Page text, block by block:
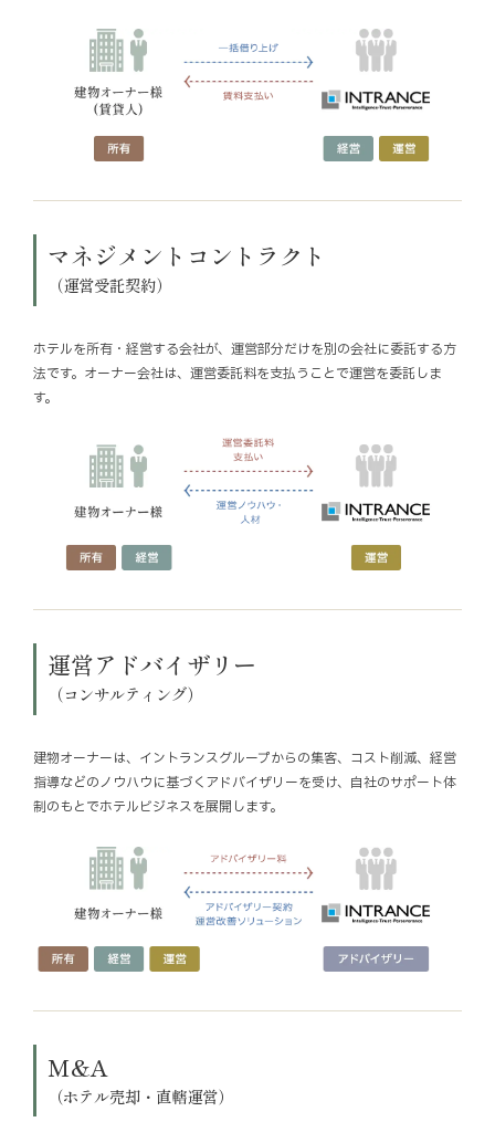
マネジメントコントラクト
（運営受託契約）
ホテルを所有・経営する会社が、運営部分だけを別の会社に委託する方
法です。オーナー会社は、運営委託料を支払うことで運営を委託しま
す。
運営アドバイザリー
（コンサルティング）
建物オーナーは、イントランスグループからの集客、コスト削減、経営
指導などのノウハウに基づくアドバイザリーを受け、自社のサポート体
制のもとでホテルビジネスを展開します。
M&A
（ホテル売却・直轄運営）